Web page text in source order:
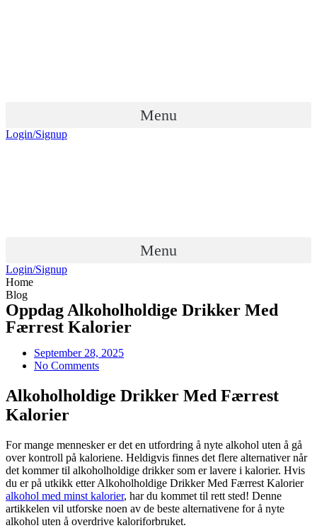
Menu
Login/Signup
Menu
Login/Signup
Home
Blog
Oppdag Alkoholholdige Drikker Med
Færrest Kalorier
September 28, 2025
No Comments
Alkoholholdige Drikker Med Færrest
Kalorier
For mange mennesker er det en utfordring å nyte alkohol uten å gå
over kontroll på kaloriene. Heldigvis finnes det flere alternativer når
det kommer til alkoholholdige drikker som er lavere i kalorier. Hvis
du er på utkikk etter Alkoholholdige Drikker Med Færrest Kalorier
alkohol med minst kalorier, har du kommet til rett sted! Denne
artikkelen vil utforske noen av de beste alternativene for å nyte
alkohol uten å overdrive kaloriforbruket.